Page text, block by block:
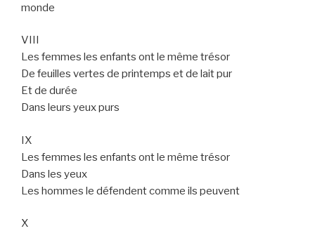
monde
VIII
Les femmes les enfants ont le même trésor
De feuilles vertes de printemps et de lait pur
Et de durée
Dans leurs yeux purs
IX
Les femmes les enfants ont le même trésor
Dans les yeux
Les hommes le défendent comme ils peuvent
X